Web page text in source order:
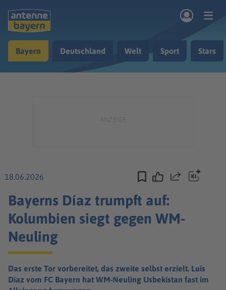
Musik & Radio
Bayern Deutschland Welt Sport Stars
18.06.2026 Teilen
Bayerns Díaz trumpft auf:
Kolumbien siegt gegen WM-
Neuling
Das erste Tor vorbereitet, das zweite selbst erzielt. Luis
Díaz vom FC Bayern hat WM-Neuling Usbekistan fast im